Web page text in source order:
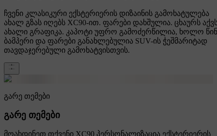
ჩვენი კლასიკური ექსტერიერის დიზაინის გამოხატულება
ახალ გზას იღებს XC90-ით. ფარები დახშულია. ცხაურს
ახალი გრაფიკა. კაპოტი უფრო გამოძერწილია, ხოლო
ბამპერი და ფარები განახლებულია SUV-ის ჭეშმარიტად
თავდაჯერებული გამოხატვისთვის.
გარე თემები
გარე თემები
მოახდინეთ თქვენი XC90 პერსონალიზაცია ექსტერიერის